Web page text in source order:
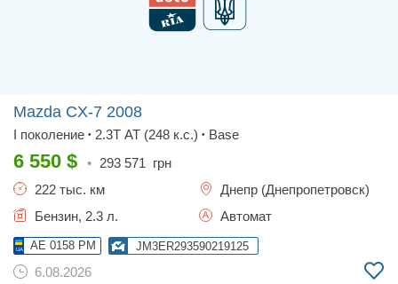
Mazda CX-7 2008
I поколение • 2.3T AT (248 к.с.) • Base
6 550 $ • 293 571 грн
222 тыс. км
Днепр (Днепропетровск)
Бензин, 2.3 л.
Автомат
AE 0158 PM JM3ER293590219125
6.08.2026